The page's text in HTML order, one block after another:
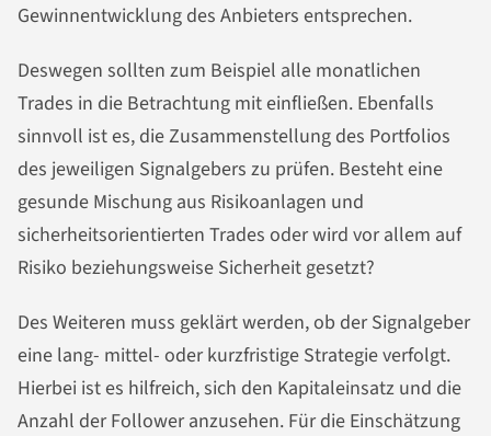
Gewinnentwicklung des Anbieters entsprechen.
Deswegen sollten zum Beispiel alle monatlichen
Trades in die Betrachtung mit einfließen. Ebenfalls
sinnvoll ist es, die Zusammenstellung des Portfolios
des jeweiligen Signalgebers zu prüfen. Besteht eine
gesunde Mischung aus Risikoanlagen und
sicherheitsorientierten Trades oder wird vor allem auf
Risiko beziehungsweise Sicherheit gesetzt?
Des Weiteren muss geklärt werden, ob der Signalgeber
eine lang- mittel- oder kurzfristige Strategie verfolgt.
Hierbei ist es hilfreich, sich den Kapitaleinsatz und die
Anzahl der Follower anzusehen. Für die Einschätzung